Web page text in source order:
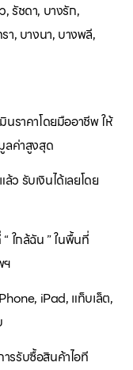
รัชดา, บางรัก,
า, บางนา, บางพลี,
นราคาโดยมืออาชีพ ให้
ค่าสูงสุด
ว รับเงินได้เลยโดย
ใกล้ฉัน ” ในพื้นที่
ฯ
iPad, แท็บเล็ต,
รรับซื้อสินค้าไอที